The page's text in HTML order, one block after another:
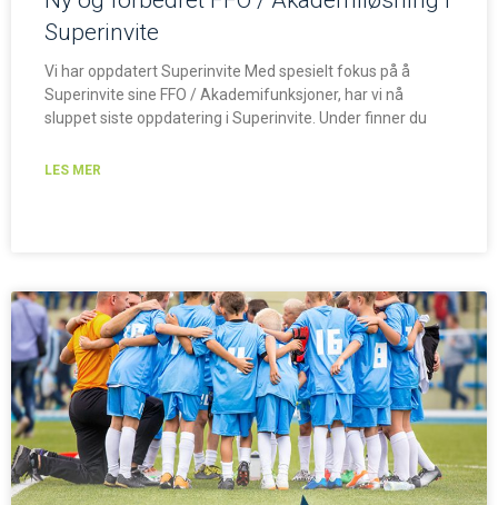
Superinvite
Vi har oppdatert Superinvite Med spesielt fokus på å
Superinvite sine FFO / Akademifunksjoner, har vi nå
sluppet siste oppdatering i Superinvite. Under finner du
LES MER